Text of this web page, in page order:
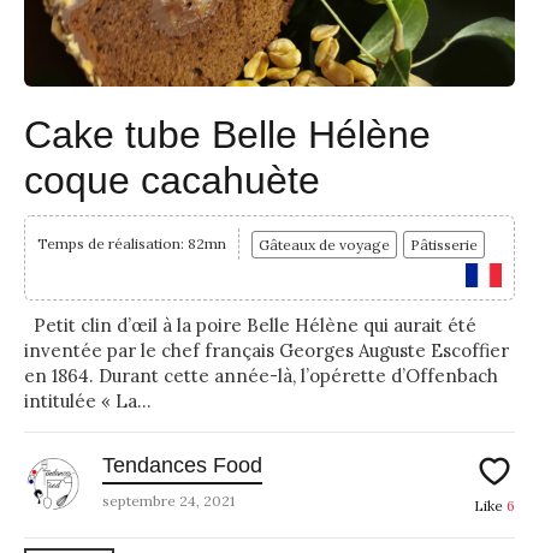
Cake tube Belle Hélène
coque cacahuète
Temps de réalisation: 82mn Gâteaux de voyage Pâtisserie
Petit clin d’œil à la poire Belle Hélène qui aurait été
inventée par le chef français Georges Auguste Escoffier
en 1864. Durant cette année-là, l’opérette d’Offenbach
intitulée « La...
Tendances Food
septembre 24, 2021 Like 6